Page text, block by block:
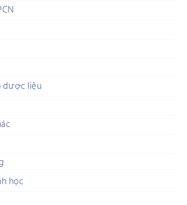
dược liệu
học